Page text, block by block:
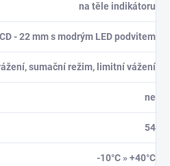
na těle indikátoru
- 22 mm s modrým LED podvitem
sumační režim, limitní vážení
ne
54
-10°C » +40°C